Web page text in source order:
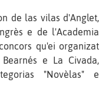
de las vilas d'Anglet,
e de l'Academia
qu'ei organizat
e La Civada,
"Novèlas" e